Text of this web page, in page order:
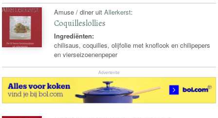
Amuse / diner uitAllerkerst:
Coquilleslollies
Ingrediënten:
chilisaus, coquilles, olijfolie met knoflook en chilipepers
en vierseizoenenpeper
Advertentie